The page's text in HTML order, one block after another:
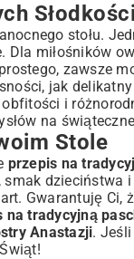
Słodkości
stołu.
miłośników
zawsze
jak
i
na
Stole
przepis na
Gwarantuję Ci,
na tradycyjną
Anastazji.